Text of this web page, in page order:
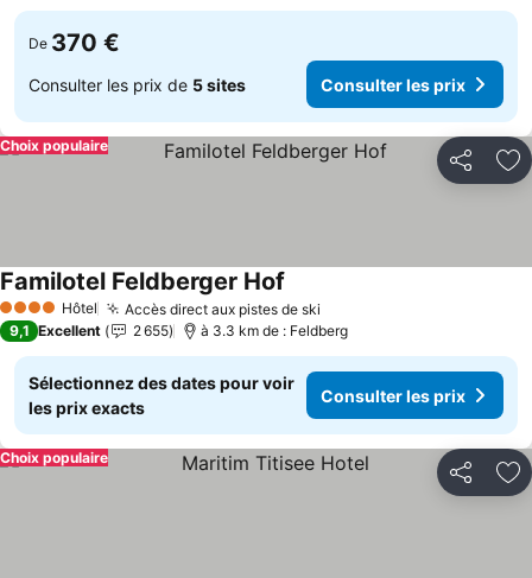
De 370 €
Consulter les prix de 5 sites Consulter les prix
Partager
Choix populaire
4 Étoiles Hôtel Accès direct aux pistes de ski
Familotel Feldberger Hof
9,1 Excellent 2 655 à 3.3 km de : Feldberg
Sélectionnez des dates pour voir
les prix exacts
Consulter les prix
Partager
Choix populaire